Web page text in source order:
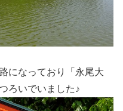
になっており「永尾大
ろいでいました♪